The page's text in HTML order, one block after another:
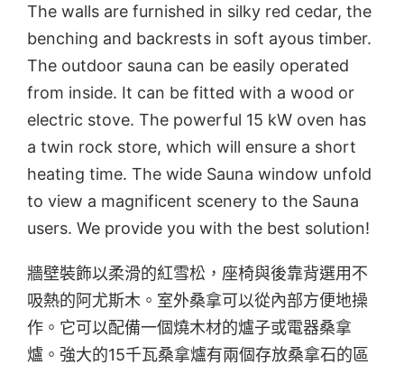
The walls are furnished in silky red cedar, the
benching and backrests in soft ayous timber.
The outdoor sauna can be easily operated
from inside. It can be fitted with a wood or
electric stove. The powerful 15 kW oven has
a twin rock store, which will ensure a short
heating time. The wide Sauna window unfold
to view a magnificent scenery to the Sauna
users. We provide you with the best solution!
牆壁裝飾以柔滑的紅雪松，座椅與後靠背選用不
吸熱的阿尤斯木。室外桑拿可以從內部方便地操
作。它可以配備一個燒木材的爐子或電器桑拿
爐。強大的15千瓦桑拿爐有兩個存放桑拿石的區